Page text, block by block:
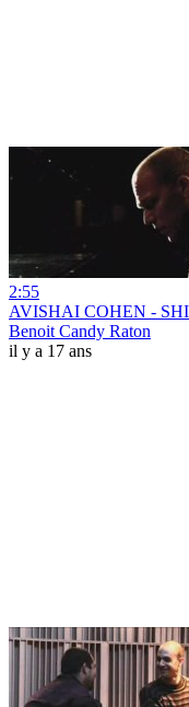
2:55
AVISHAI COHEN -
Benoit Candy Raton
il y a 17 ans